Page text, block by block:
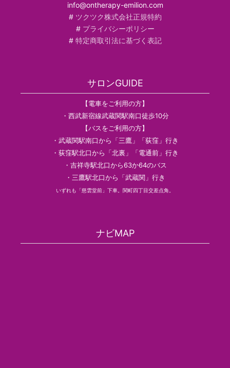
info@ontherapy-emilion.com
# ツクツク株式会社正規特約
# プライバシーポリシー
# 特定商取引法に基づく表記
サロンGUIDE
【電車をご利用の方】
・西武新宿線武蔵関駅南口徒歩10分
【バスをご利用の方】
・武蔵関駅南口から「三鷹」「荻窪」行き
・荻窪駅北口から「北裏」「電通前」行き
・吉祥寺駅北口から63か64のバス
・三鷹駅北口から「武蔵関」行き
いずれも「慈雲堂前」下車。関町四丁目交差点角。
ナビMAP